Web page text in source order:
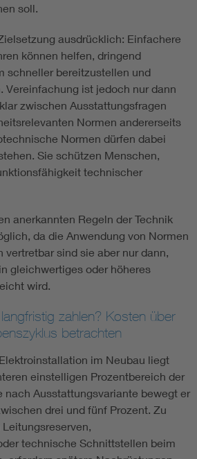
soll.
ausdrücklich: Einfachere
können helfen, dringend
schneller bereitzustellen und
Vereinfachung ist jedoch nur dann
zwischen Ausstattungsfragen
Normen andererseits
Normen dürfen dabei
Sie schützen Menschen,
technischer
anerkannten Regeln der Technik
da die Anwendung von Normen
sind sie aber nur dann,
gleichwertiges oder höheres
wird.
zahlen? Kosten über
betrachten
im Neubau liegt
einstelligen Prozentbereich der
nach Ausstattungsvariante bewegt er
drei und fünf Prozent. Zu
technische Schnittstellen beim